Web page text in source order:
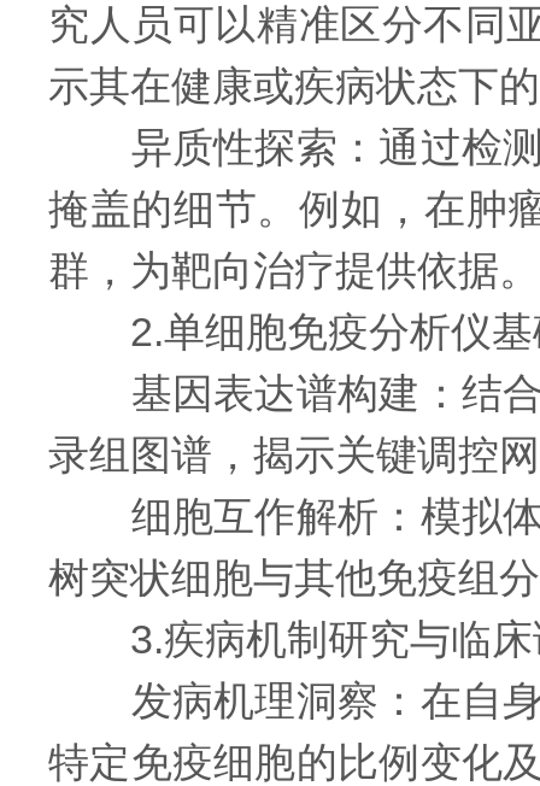
究人员可以精准区分不同
示其在健康或疾病状态下
异质性探索：通过检测
掩盖的细节。例如，在肿
群，为靶向治疗提供依据。
2.单细胞免疫分析仪基
基因表达谱构建：结合
录组图谱，揭示关键调控
细胞互作解析：模拟体
树突状细胞与其他免疫组
3.疾病机制研究与临床
发病机理洞察：在自身
特定免疫细胞的比例变化